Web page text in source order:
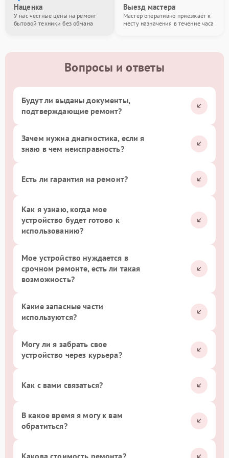
Наценка
У нас честные цены на ремонт
бытовой техники без обмана
Выезд мастера
Мастер оперативно приезжает к
месту назначения в течение часа
Вопросы и ответы
Будут ли выданы документы,
подтверждающие ремонт?
Зачем нужна диагностика, если я
знаю в чем неисправность?
Есть ли гарантия на ремонт?
Как я узнаю, когда мое
устройство будет готово к
использованию?
Мое устройство нуждается в
срочном ремонте, есть ли такая
возможность?
Какие запасные части
используются?
Могу ли я забрать свое
устройство через курьера?
Как с вами связаться?
В какое время я могу к вам
обратиться?